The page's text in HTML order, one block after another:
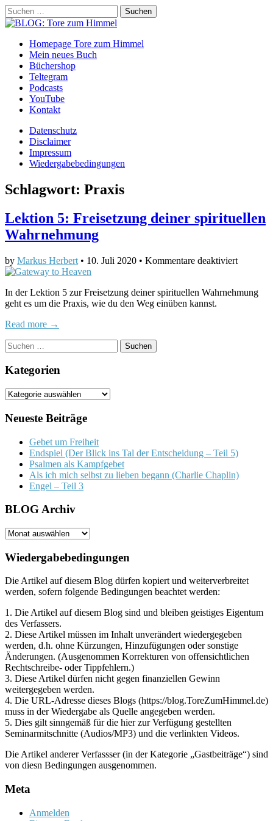
Suchen
nach:
Main
menu
Skip
content
Homepage Tore zum Himmel
Mein neues Buch
Büchershop
Teltegram
Podcasts
YouTube
Kontakt
Sub
menu
Datenschutz
Disclaimer
Impressum
Wiedergabebedingungen
Schlagwort: Praxis
Lektion 5: Freisetzung deiner spirituellen
Wahrnehmung
by Markus Herbert • 10. Juli 2020 • Kommentare deaktiviertfür
In der Lektion 5 zur Freisetzung deiner spirituellen Wahrnehmung
geht es um die Praxis, wie du den Weg einüben kannst.
Read more →
Suchen
nach:
Kategorien
Kategorien
Neueste Beiträge
Gebet um Freiheit
Endspiel (Der Blick ins Tal der Entscheidung – Teil 5)
Psalmen als Kampfgebet
Als ich mich selbst zu lieben begann (Charlie Chaplin)
Engel – Teil 3
BLOG Archiv
BLOG
Wiedergabebedingungen
Die Artikel auf diesem Blog dürfen kopiert und weiterverbreitet
werden, sofern folgende Bedingungen beachtet werden:
1. Die Artikel auf diesem Blog sind und bleiben geistiges Eigentum
des Verfassers.
2. Diese Artikel müssen im Inhalt unverändert wiedergegeben
werden, d.h. ohne Kürzungen, Hinzufügungen oder sonstige
Änderungen. (Ausgenommen Korrekturen von offensichtlichen
Rechtschreibe- oder Tippfehlern.)
3. Diese Artikel dürfen nicht gegen finanziellen Gewinn
weitergegeben werden.
4. Die URL-Adresse dieses Blogs (https://blog.ToreZumHimmel.de)
muss in der Wiedergabe als Quelle angegeben werden.
5. Dies gilt sinngemäß für die hier zur Verfügung gestellten
Seminarmitschnitte (Audios/MP3) und die verlinkten Videos.
Die Artikel anderer Verfassser (in der Kategorie „Gastbeiträge“) sind
von diesn Bedingungen ausgenommen.
Meta
Anmelden